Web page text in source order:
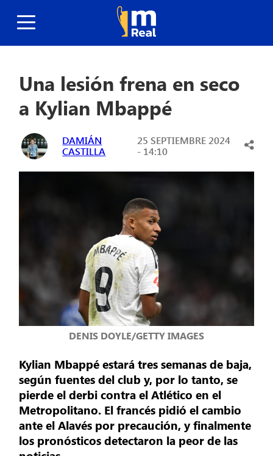
Una lesión frena en seco
a Kylian Mbappé
DAMIÁN
CASTILLA
25 SEPTIEMBRE 2024
- 14:10
DENIS DOYLE/GETTY IMAGES
Kylian Mbappé estará tres semanas de baja,
según fuentes del club y, por lo tanto, se
pierde el derbi contra el Atlético en el
Metropolitano. El francés pidió el cambio
ante el Alavés por precaución, y finalmente
los pronósticos detectaron la peor de las